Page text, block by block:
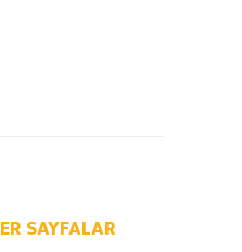
SAYFALAR